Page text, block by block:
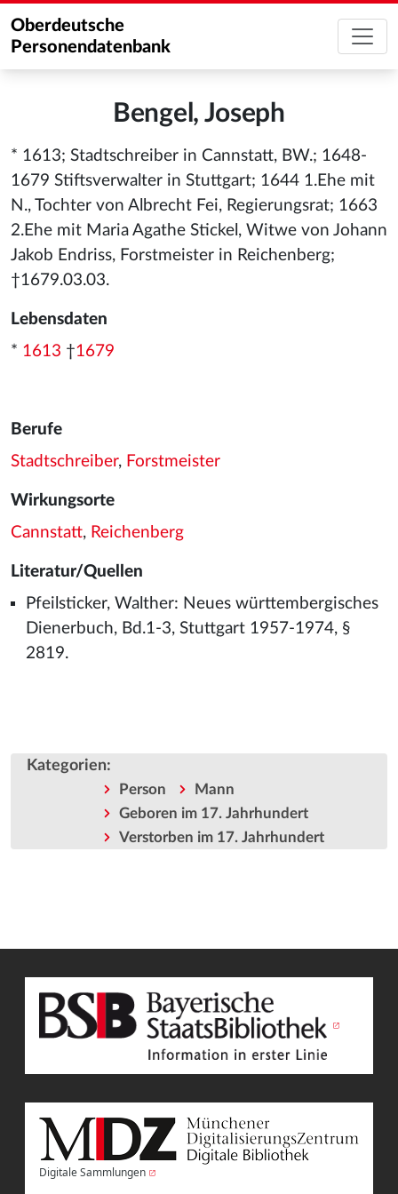
Oberdeutsche
Personendatenbank
Bengel, Joseph
* 1613; Stadtschreiber in Cannstatt, BW.; 1648-
1679 Stiftsverwalter in Stuttgart; 1644 1.Ehe mit
N., Tochter von Albrecht Fei, Regierungsrat; 1663
2.Ehe mit Maria Agathe Stickel, Witwe von Johann
Jakob Endriss, Forstmeister in Reichenberg;
†1679.03.03.
Lebensdaten
* 1613 †1679
Berufe
Stadtschreiber, Forstmeister
Wirkungsorte
Cannstatt, Reichenberg
Literatur/Quellen
Pfeilsticker, Walther: Neues württembergisches
Dienerbuch, Bd.1-3, Stuttgart 1957-1974, §
2819.
Kategorien:
Person
Mann
Geboren im 17. Jahrhundert
Verstorben im 17. Jahrhundert
Digitale Sammlungen